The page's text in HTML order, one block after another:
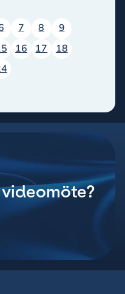
7 8
9
16 17
18